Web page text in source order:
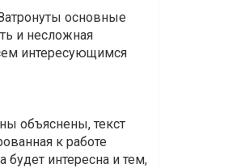
основные
и несложная
интересующимся
объяснены, текст
к работе
будет интересна и тем,